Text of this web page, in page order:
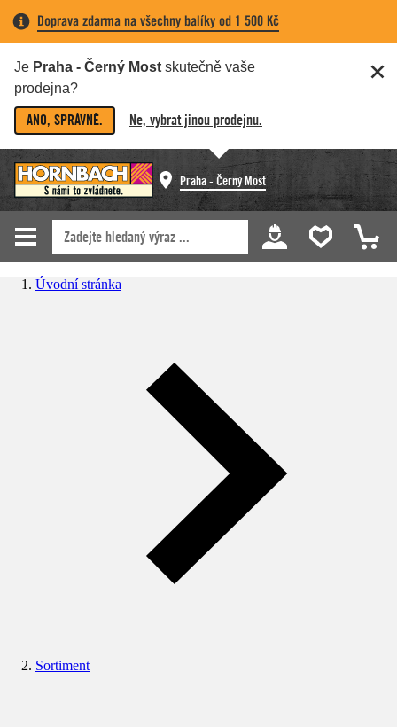
Doprava zdarma na všechny balíky od 1 500 Kč
Je Praha - Černý Most skutečně vaše
prodejna?
ANO, SPRÁVNĚ. Ne, vybrat jinou prodejnu.
Praha - Černý Most
Úvodní stránka
Sortiment